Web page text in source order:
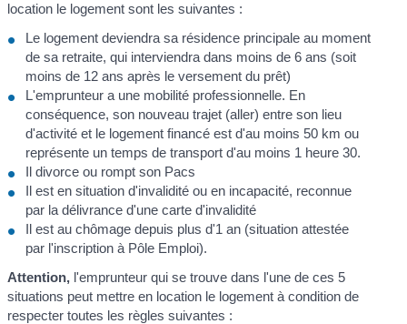
location le logement sont les suivantes :
Le logement deviendra sa résidence principale au moment
de sa retraite, qui interviendra dans moins de 6 ans (soit
moins de 12 ans après le versement du prêt)
L'emprunteur a une mobilité professionnelle. En
conséquence, son nouveau trajet (aller) entre son lieu
d'activité et le logement financé est d'au moins 50 km ou
représente un temps de transport d'au moins 1 heure 30.
Il divorce ou rompt son Pacs
Il est en situation d'invalidité ou en incapacité, reconnue
par la délivrance d'une carte d'invalidité
Il est au chômage depuis plus d'1 an (situation attestée
par l'inscription à Pôle Emploi).
Attention, l'emprunteur qui se trouve dans l'une de ces 5
situations peut mettre en location le logement à condition de
respecter toutes les règles suivantes :